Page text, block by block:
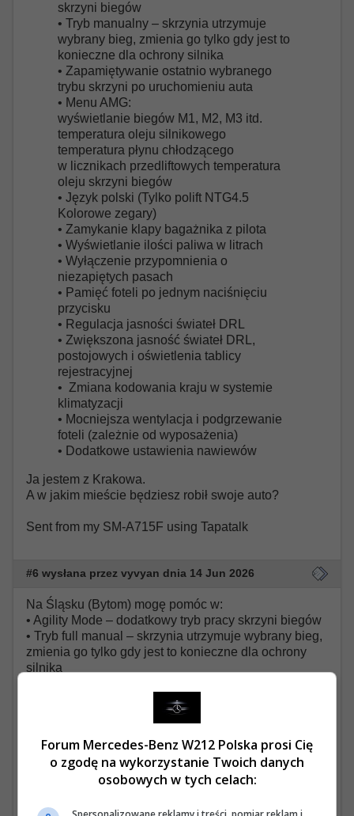
skrzyni biegów
• Tryb manualny – skrzynia utrzymuje
wybrany bieg, zmienia go tylko gdy jest to
konieczne dla ochrony silnika
• Zapamiętywanie ostatnio wybranego
trybu skrzyni po uruchomieniu auta
• Menu AMG:
wyświetlanie biegów M1, M2, M3 itd.
temperatura oleju silnikowego
temperatura płynu chłodzącego
w licznikach przedliftowych temperatura
oleju skrzyni biegów
• Język polski (Tylko polift NTG4.5
Kolorowe zegary)
• Zamykanie klapy bagażnika z pilota
• Wyświetlanie ilości paliwa w litrach
• Wyłączenie przypomnienia o
niezapiętych pasach
• Pamięć foteli po jednym naciśnięciu
przycisku
• Regulacja jasności świateł DRL
• Zwiększona jasność świateł DRL,
postojowych i oświetlenia tablicy
rejestracyjnej
• Zmiana kodowania kraju w systemie
klimatyzacji
• Mocniejsza wentylacja i podgrzewanie
foteli (zależnie od wyposażenia)
• Dodatkowe ustawienia nawiewów
Ja jestem z Krakowa.
A w jakim mieście będziesz robił swoje auto?
Sent from my SM-A715F using Tapatalk
#6 wysłana przez vyvyan dnia 14 Jun 2026
Na Śląsku (Bytom) mogę pomóc w:
• Agility Mode – dodatkowy tryb pracy skrzyni biegów
• Tryb full manual – skrzynia utrzymuje wybrany bieg,
zmienia go tylko gdy jest to konieczne dla ochrony
silnika
• Zamykanie klapy bagażnika z pilota
• Wyłączenie przypomnienia o niezapiętych pasach
• Dodatkowe ustawienia nawiewów
i jeżeli sprzętowo samochód ogarnie to bajer, który mi
Adaptacyjne Światła Drogowe.
Forum Mercedes-Benz W212 Polska prosi Cię
o zgodę na wykorzystanie Twoich danych
osobowych w tych celach: